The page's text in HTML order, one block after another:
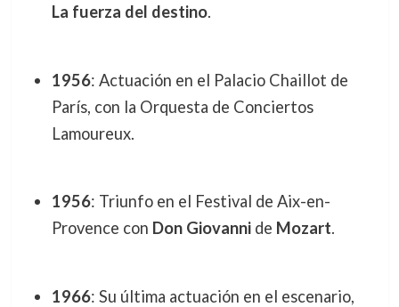
La fuerza del destino.
1956: Actuación en el Palacio Chaillot de
París, con la Orquesta de Conciertos
Lamoureux.
1956: Triunfo en el Festival de Aix-en-
Provence con Don Giovannide Mozart.
1966: Su última actuación en el escenario,